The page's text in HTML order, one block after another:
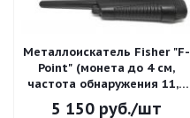
Металлоискатель Fisher "F-
Point" (монета до 4 см,
частота обнаружения 11,5
кГц, 1 х Крона 9V)
5 150руб./шт